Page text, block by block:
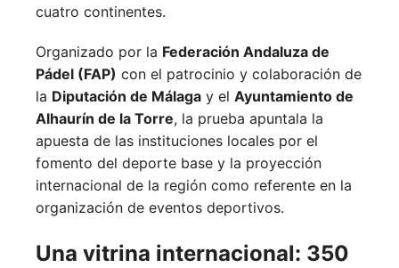
cuatro continentes.
Organizado por la Federación Andaluza de
Pádel (FAP) con el patrocinio y colaboración de
la Diputación de Málaga y el Ayuntamiento de
Alhaurín de la Torre, la prueba apuntala la
apuesta de las instituciones locales por el
fomento del deporte base y la proyección
internacional de la región como referente en la
organización de eventos deportivos.
Una vitrina internacional: 350